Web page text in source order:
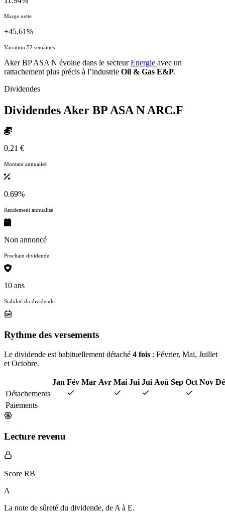
Marge nette
+45.61%
Variation 52 semaines
Aker BP ASA N évolue dans le secteurEnergie avec un
rattachement plus précis à l’industrie Oil & Gas E&P.
Dividendes
Dividendes Aker BP ASA N ARC.F
0,21 €
Montant annualisé
0.69%
Rendement annualisé
Non annoncé
Prochain dividende
10 ans
Stabilité du dividende
Rythme des versements
Le dividende est habituellement détaché 4 fois : Février, Mai, Juillet
et Octobre.
Jan Fév Mar Avr Mai Jui Jui Aoû Sep Oct Nov
Détachements
Paiements
Lecture revenu
Score RB
A
La note de sûreté du dividende, de A à E.